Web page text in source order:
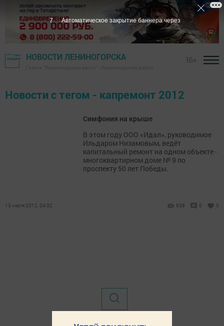
НОВОСТИ ЛЕНИНОГОРСКА
Новости с тегом - капремонт 2012
Симфония на крыше
В этом году ООО «Идал», руководимое
Ильдаром Низамовым, ведёт
капитальный ремонт на одном объекте -
многоквартирном доме № 9 по
проспекту 50 лет Победы.
13 июля 2012, 04:32 638 0 0
7 Автоматическое закрытие баннера через